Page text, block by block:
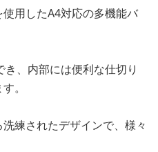
用したA4対応の多機能バ
、内部には便利な仕切り
。
練されたデザインで、様々